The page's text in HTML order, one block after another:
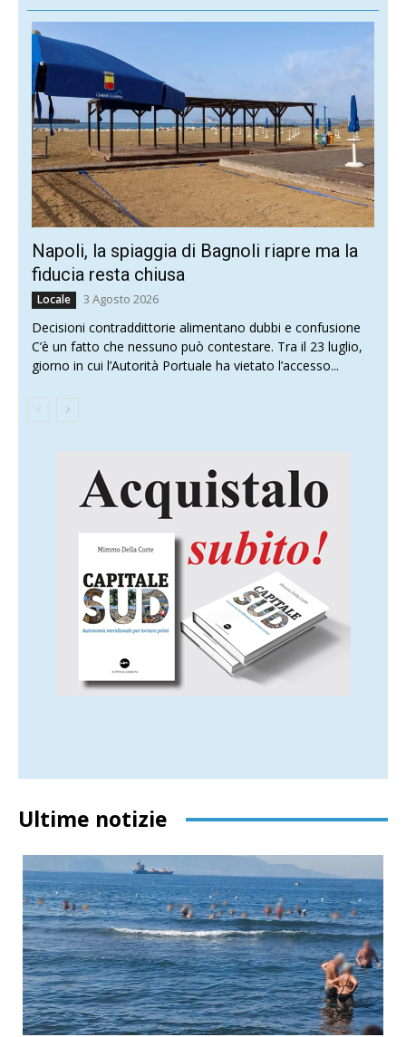
Napoli, la spiaggia di Bagnoli riapre ma la
fiducia resta chiusa
Locale 3 Agosto 2026
Decisioni contraddittorie alimentano dubbi e confusione
C’è un fatto che nessuno può contestare. Tra il 23 luglio,
giorno in cui l’Autorità Portuale ha vietato l’accesso...
Ultime notizie